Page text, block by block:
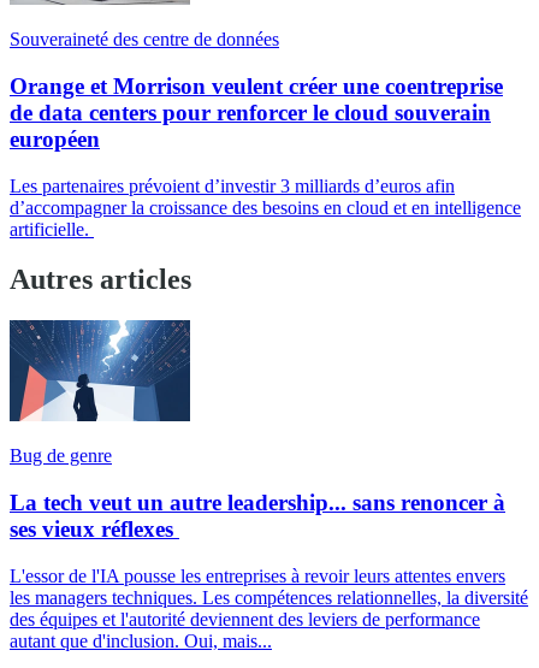
Souveraineté des centre de données
Orange et Morrison veulent créer une coentreprise
de data centers pour renforcer le cloud souverain
européen
Les partenaires prévoient d’investir 3 milliards d’euros afin
d’accompagner la croissance des besoins en cloud et en intelligence
artificielle.
Autres articles
Bug de genre
La tech veut un autre leadership... sans renoncer à
ses vieux réflexes
L'essor de l'IA pousse les entreprises à revoir leurs attentes envers
les managers techniques. Les compétences relationnelles, la diversité
des équipes et l'autorité deviennent des leviers de performance
autant que d'inclusion. Oui, mais...